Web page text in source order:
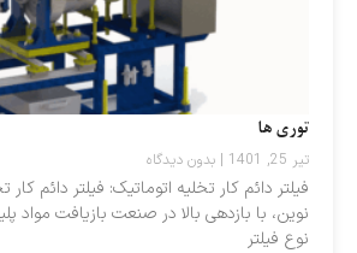
توری ها
تیر 25, 1401 بدون دیدگاه
فیلتر دائم کار تخلیه اتوماتیک: فیلتر دائم
نوین، با بازدهی بالا در صنعت بازیافت مواد
نوع فیلتر